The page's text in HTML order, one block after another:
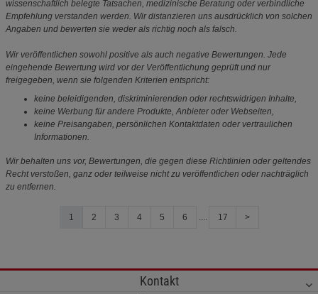
wissenschaftlich belegte Tatsachen, medizinische Beratung oder verbindliche
Empfehlung verstanden werden. Wir distanzieren uns ausdrücklich von solchen
Angaben und bewerten sie weder als richtig noch als falsch.
Wir veröffentlichen sowohl positive als auch negative Bewertungen. Jede
eingehende Bewertung wird vor der Veröffentlichung geprüft und nur
freigegeben, wenn sie folgenden Kriterien entspricht:
keine beleidigenden, diskriminierenden oder rechtswidrigen Inhalte,
keine Werbung für andere Produkte, Anbieter oder Webseiten,
keine Preisangaben, persönlichen Kontaktdaten oder vertraulichen
Informationen.
Wir behalten uns vor, Bewertungen, die gegen diese Richtlinien oder geltendes
Recht verstoßen, ganz oder teilweise nicht zu veröffentlichen oder nachträglich
zu entfernen.
1 2 3 4 5 6 .... 17 >
Kontakt